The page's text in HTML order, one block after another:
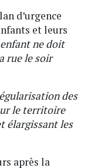
d’urgence
et leurs
ne doit
rue le soir
des
le territoire
élargissant les
après la